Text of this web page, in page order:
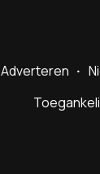
Adverteren